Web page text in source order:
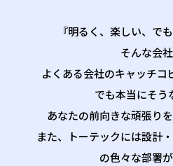
『明るく、楽しい、で
そんな会
よくある会社のキャッチコ
でも本当にそう
あなたの前向きな頑張り
また、トーテックには設計
の色々な部署